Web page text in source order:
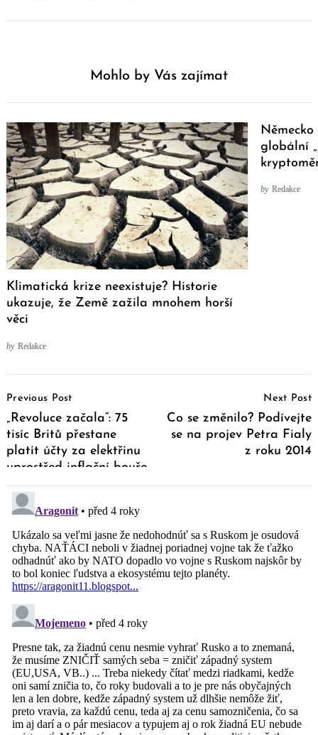
Mohlo by Vás zajímat
Klimatická krize neexistuje? Historie
ukazuje, že Země zažila mnohem horší
věci
by Redakce
globální
by Redakce
Navigation
Previous Post
„Revoluce začala“: 75
tisíc Britů přestane
platit účty za elektřinu
uprostřed inflační bouře
Next Post
Co se změnilo? Podívejte
se na projev Petra Fialy
z roku 2014